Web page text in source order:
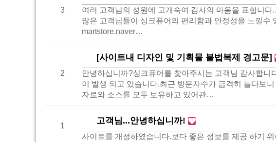
3
여러 고객님의 성원에 고개숙여 감사의 마음을 표합니
많은 고객님들이 싱크퓨어의 편리함과 안정성을 느낄
martstore.naver…
2
[사이트내 디자인 및 기획물 불법복제 경고문]
안녕하십니까?싱크퓨어를 찿아주시는 고객님 감사합
이 발생 되고 있습니다.최근 방문자수가 급격히 늘다보
자료와 소스를 모두 보유하고 있어관…
1
고객님...안녕하십니까!
사이트를 개정하였습니다.보다 좋은 정보를 제공 하기